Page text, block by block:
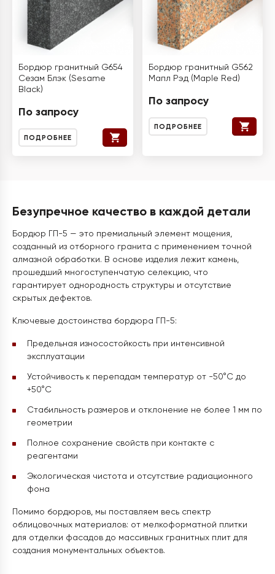
Бордюр гранитный G654
Сезам Блэк (Sesame
Black)
По запросу
ПОДРОБНЕЕ
Бордюр гранитный G562
Мапл Рэд (Maple Red)
По запросу
ПОДРОБНЕЕ
Безупречное качество в каждой детали
Бордюр ГП-5 — это премиальный элемент мощения,
созданный из отборного гранита с применением точной
алмазной обработки. В основе изделия лежит камень,
прошедший многоступенчатую селекцию, что
гарантирует однородность структуры и отсутствие
скрытых дефектов.
Ключевые достоинства бордюра ГП-5:
Предельная износостойкость при интенсивной
эксплуатации
Устойчивость к перепадам температур от -50°C до
+50°C
Стабильность размеров и отклонение не более 1 мм по
геометрии
Полное сохранение свойств при контакте с
реагентами
Экологическая чистота и отсутствие радиационного
фона
Помимо бордюров, мы поставляем весь спектр
облицовочных материалов: от мелкоформатной плитки
для отделки фасадов до массивных гранитных плит для
создания монументальных объектов.